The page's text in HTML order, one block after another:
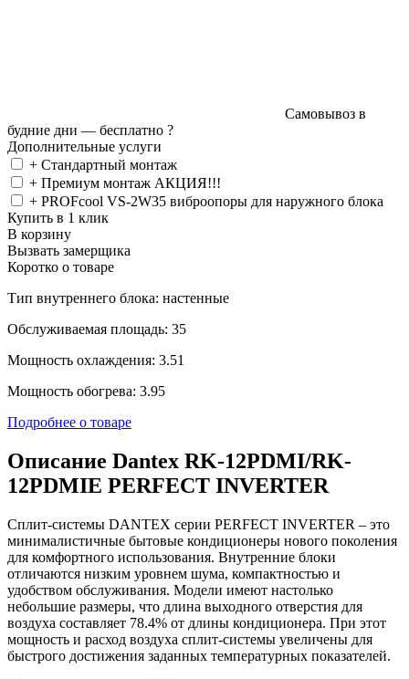
Самовывоз в
будние дни — бесплатно ?
Дополнительные услуги
+ Стандартный монтаж
+ Премиум монтаж АКЦИЯ!!!
+ PROFcool VS-2W35 виброопоры для наружного блока
Купить в 1 клик
В корзину
Вызвать замерщика
Коротко о товаре
Тип внутреннего блока: настенные
Обслуживаемая площадь: 35
Мощность охлаждения: 3.51
Мощность обогрева: 3.95
Подробнее о товаре
Описание Dantex RK-12PDMI/RK-
12PDMIE PERFECT INVERTER
Сплит-системы DANTEX серии PERFECT INVERTER – это
минималистичные бытовые кондиционеры нового поколения
для комфортного использования. Внутренние блоки
отличаются низким уровнем шума, компактностью и
удобством обслуживания. Модели имеют настолько
небольшие размеры, что длина выходного отверстия для
воздуха составляет 78.4% от длины кондиционера. При этот
мощность и расход воздуха сплит-системы увеличены для
быстрого достижения заданных температурных показателей.